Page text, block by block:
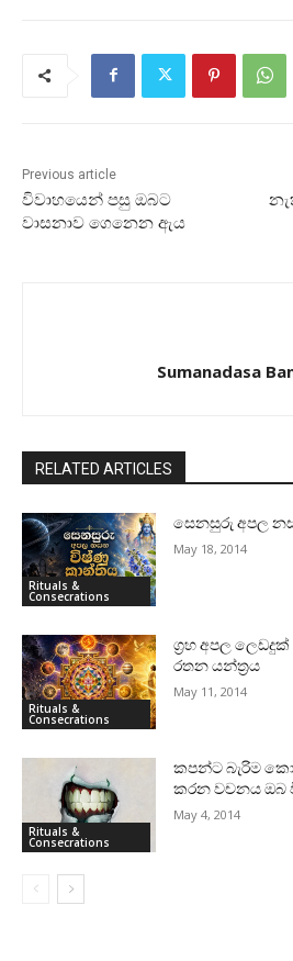
Previous article
විවාහයෙන් පසු ඔබට
වාසනාව ගෙනෙන ඇය
Sumanadasa
RELATED ARTICLES
Rituals &
Consecrations
සෙනසුරු අපල
May 18, 2014
Rituals &
Consecrations
ග්‍රහ අපල
රතන යන්ත්‍රය
May 11, 2014
Rituals &
Consecrations
කපන්ට බැරිම
කරන වචනය ඔබ
May 4, 2014